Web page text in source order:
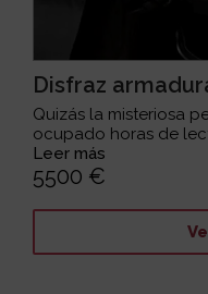
Disfraz
Quizás la misteriosa
ocupado horas de
Leer más
5500 €